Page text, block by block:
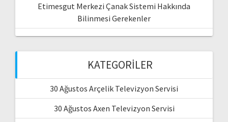
Etimesgut Merkezi Çanak Sistemi Hakkında
Bilinmesi Gerekenler
KATEGORILER
30 Ağustos Arçelik Televizyon Servisi
30 Ağustos Axen Televizyon Servisi